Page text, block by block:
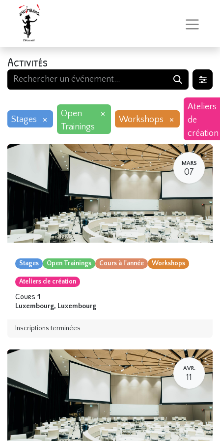
Activités
Stages ×
Open
Trainings
×
Workshops ×
Ateliers
de
création
MARS
07
Stages Open Trainings Cours à l'année Workshops
Ateliers de création
Cours 1
Luxembourg, Luxembourg
Inscriptions terminées
AVR.
11